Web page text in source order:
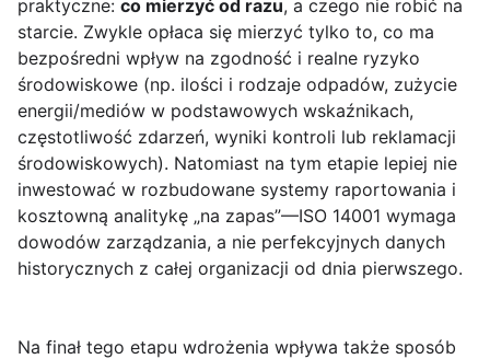
praktyczne: co mierzyć od razu, a czego nie robić na
starcie. Zwykle opłaca się mierzyć tylko to, co ma
bezpośredni wpływ na zgodność i realne ryzyko
środowiskowe (np. ilości i rodzaje odpadów, zużycie
energii/mediów w podstawowych wskaźnikach,
częstotliwość zdarzeń, wyniki kontroli lub reklamacji
środowiskowych). Natomiast na tym etapie lepiej nie
inwestować w rozbudowane systemy raportowania i
kosztowną analitykę „na zapas”—ISO 14001 wymaga
dowodów zarządzania, a nie perfekcyjnych danych
historycznych z całej organizacji od dnia pierwszego.
Na finał tego etapu wdrożenia wpływa także sposób